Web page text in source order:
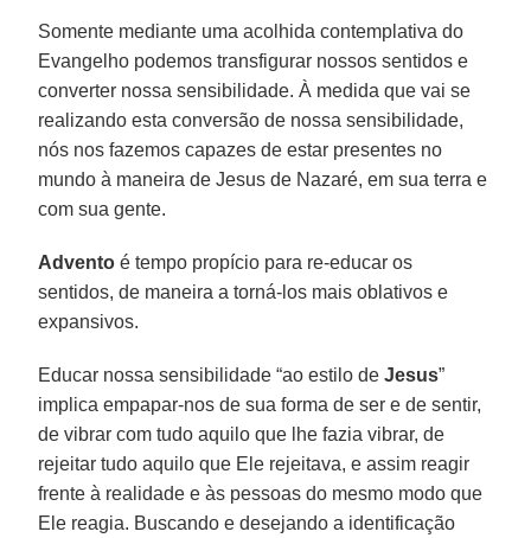
Somente mediante uma acolhida contemplativa do
Evangelho podemos transfigurar nossos sentidos e
converter nossa sensibilidade. À medida que vai se
realizando esta conversão de nossa sensibilidade,
nós nos fazemos capazes de estar presentes no
mundo à maneira de Jesus de Nazaré, em sua terra e
com sua gente.
Advento é tempo propício para re-educar os
sentidos, de maneira a torná-los mais oblativos e
expansivos.
Educar nossa sensibilidade “ao estilo deJesus”
implica empapar-nos de sua forma de ser e de sentir,
de vibrar com tudo aquilo que lhe fazia vibrar, de
rejeitar tudo aquilo que Ele rejeitava, e assim reagir
frente à realidade e às pessoas do mesmo modo que
Ele reagia. Buscando e desejando a identificação